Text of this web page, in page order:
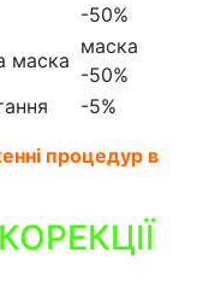
-50%
маска
маска
-50%
-5%
процедур в